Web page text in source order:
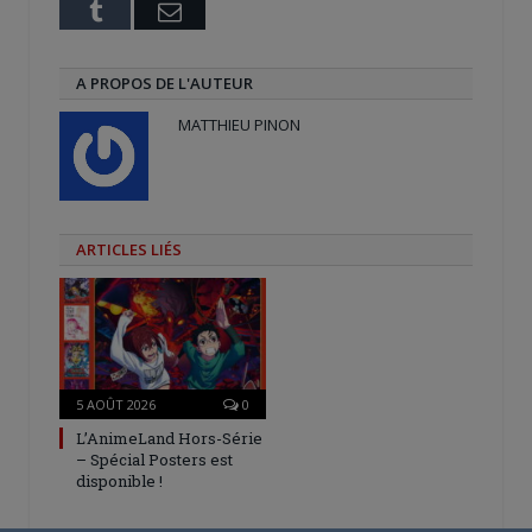
Tumblr Email
A PROPOS DE L'AUTEUR
MATTHIEU PINON
ARTICLES LIÉS
5 AOÛT 2026 0
L’AnimeLand Hors-Série
– Spécial Posters est
disponible !